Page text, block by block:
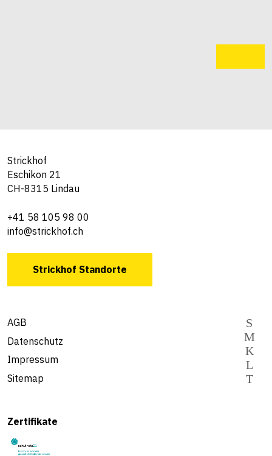
Strickhof
Eschikon 21
CH-8315 Lindau
+41 58 105 98 00
info@strickhof.ch
Strickhof Standorte
AGB
Datenschutz
Impressum
Sitemap
Zertifikate